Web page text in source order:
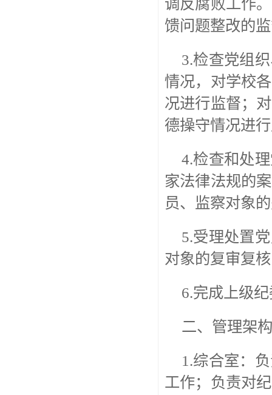
调反腐败工作
馈问题整改的
3.检查党组
情况，对学校
况进行监督；
德操守情况进
4.检查和处
家法律法规的
员、监察对象
5.受理处置
对象的复审复
6.完成上级
二、管理架构
1.综合室：
工作；负责对